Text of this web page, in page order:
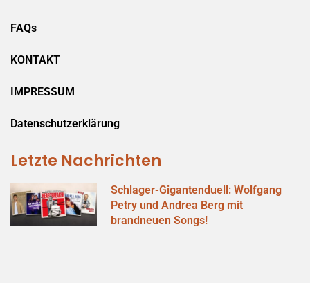
FAQs
KONTAKT
IMPRESSUM
Datenschutzerklärung
Letzte Nachrichten
Schlager-Gigantenduell: Wolfgang
Petry und Andrea Berg mit
brandneuen Songs!